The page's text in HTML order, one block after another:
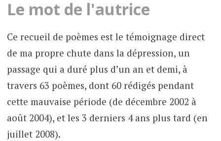
Le mot de l'autrice
Ce recueil de poèmes est le témoignage direct
de ma propre chute dans la dépression, un
passage qui a duré plus d’un an et demi, à
travers 63 poèmes, dont 60 rédigés pendant
cette mauvaise période (de décembre 2002 à
août 2004), et les 3 derniers 4 ans plus tard (en
juillet 2008).